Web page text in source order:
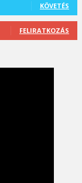
KÖVETÉS
FELIRATKOZÁS